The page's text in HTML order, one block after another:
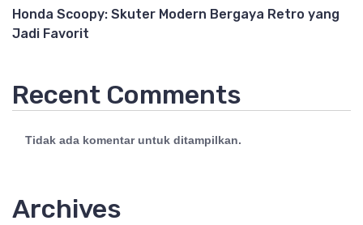
Honda Scoopy: Skuter Modern Bergaya Retro yang
Jadi Favorit
Recent Comments
Tidak ada komentar untuk ditampilkan.
Archives